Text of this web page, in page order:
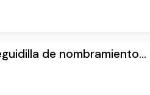
de nombramiento...